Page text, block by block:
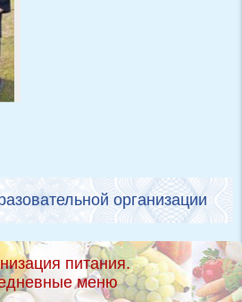
организации
питания.
меню